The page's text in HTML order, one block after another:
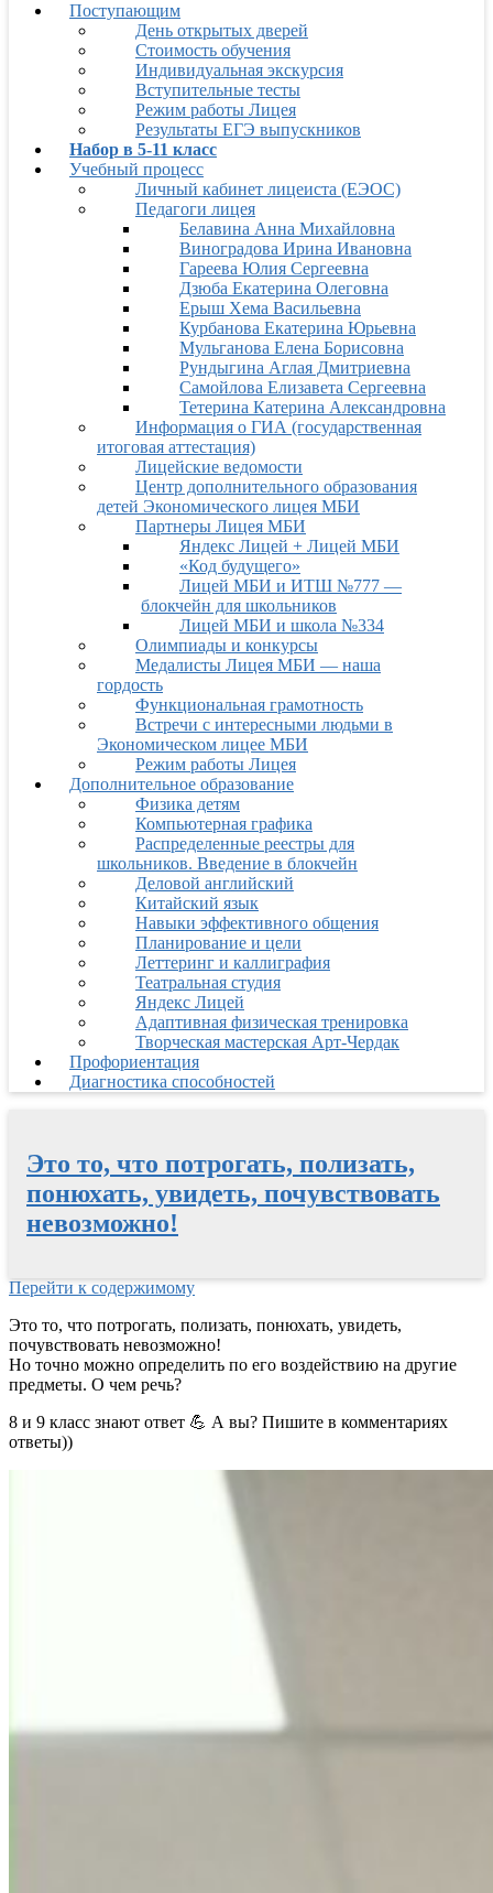
Поступающим
День открытых дверей
Стоимость обучения
Индивидуальная экскурсия
Вступительные тесты
Режим работы Лицея
Результаты ЕГЭ выпускников
Набор в 5-11 класс
Учебный процесс
Личный кабинет лицеиста (ЕЭОС)
Педагоги лицея
Белавина Анна Михайловна
Виноградова Ирина Ивановна
Гареева Юлия Сергеевна
Дзюба Екатерина Олеговна
Ерыш Хема Васильевна
Курбанова Екатерина Юрьевна
Мульганова Елена Борисовна
Рундыгина Аглая Дмитриевна
Самойлова Елизавета Сергеевна
Тетерина Катерина Александровна
Информация о ГИА (государственная
итоговая аттестация)
Лицейские ведомости
Центр дополнительного образования
детей Экономического лицея МБИ
Партнеры Лицея МБИ
Яндекс Лицей + Лицей МБИ
«Код будущего»
Лицей МБИ и ИТШ №777 —
блокчейн для школьников
Лицей МБИ и школа №334
Олимпиады и конкурсы
Медалисты Лицея МБИ — наша
гордость
Функциональная грамотность
Встречи с интересными людьми в
Экономическом лицее МБИ
Режим работы Лицея
Дополнительное образование
Физика детям
Компьютерная графика
Распределенные реестры для
школьников. Введение в блокчейн
Деловой английский
Китайский язык
Навыки эффективного общения
Планирование и цели
Леттеринг и каллиграфия
Театральная студия
Яндекс Лицей
Адаптивная физическая тренировка
Творческая мастерская Арт-Чердак
Профориентация
Диагностика способностей
Это то, что потрогать, полизать,
понюхать, увидеть, почувствовать
невозможно!
Перейти к содержимому
Это то, что потрогать, полизать, понюхать, увидеть,
почувствовать невозможно!
Но точно можно определить по его воздействию на другие
предметы. О чем речь?
8 и 9 класс знают ответ 💪 А вы? Пишите в комментариях
ответы))